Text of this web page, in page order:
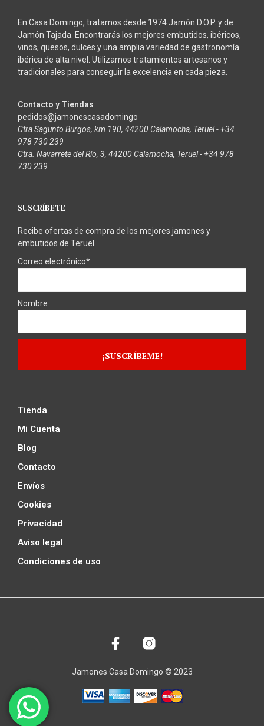
En Casa Domingo, tratamos desde 1974 Jamón D.O.P. y de
Jamón Tajada. Encontrarás los mejores embutidos, ibéricos,
vinos, quesos, dulces y una amplia variedad de gastronomía
ibérica de alta nivel. Utilizamos tratamientos artesanos y
tradicionales para conseguir la excelencia en cada pieza.
Contacto y Tiendas
pedidos@jamonescasadomingo
Ctra Sagunto Burgos, km 190, 44200 Calamocha, Teruel - +34
978 730 239
Ctra. Navarrete del Río, 3, 44200 Calamocha, Teruel - +34 978
730 239
SUSCRÍBETE
Recibe ofertas de compra de los mejores jamones y
embutidos de Teruel.
Correo electrónico*
Nombre
Tienda
Mi Cuenta
Blog
Contacto
Envíos
Cookies
Privacidad
Aviso legal
Condiciones de uso
Jamones Casa Domingo © 2023